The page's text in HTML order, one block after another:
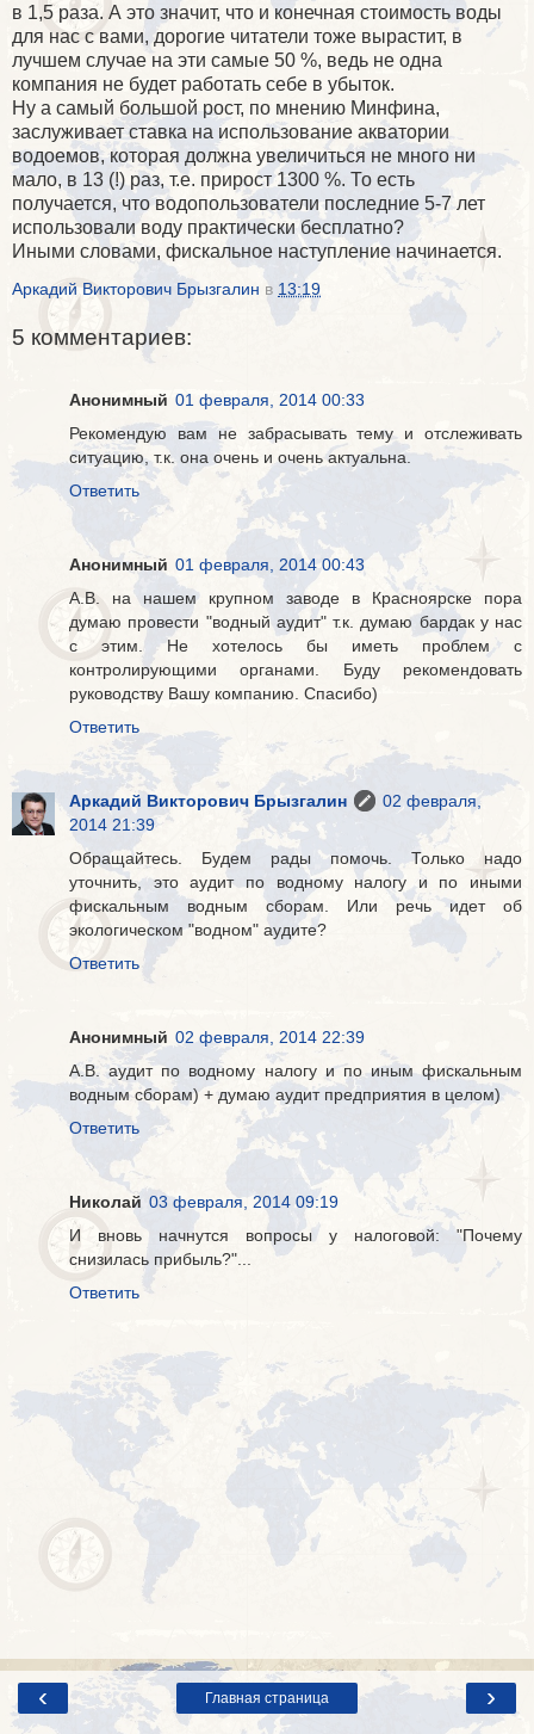
в 1,5 раза. А это значит, что и конечная стоимость воды
для нас с вами, дорогие читатели тоже вырастит, в
лучшем случае на эти самые 50 %, ведь не одна
компания не будет работать себе в убыток.
Ну а самый большой рост, по мнению Минфина,
заслуживает ставка на использование акватории
водоемов, которая должна увеличиться не много ни
мало, в 13 (!) раз, т.е. прирост 1300 %. То есть
получается, что водопользователи последние 5-7 лет
использовали воду практически бесплатно?
Иными словами, фискальное наступление начинается.
Аркадий Викторович Брызгалин в 13:19
5 комментариев:
Анонимный 01 февраля, 2014 00:33
Рекомендую вам не забрасывать тему и отслеживать
ситуацию, т.к. она очень и очень актуальна.
Ответить
Анонимный 01 февраля, 2014 00:43
А.В. на нашем крупном заводе в Красноярске пора
думаю провести "водный аудит" т.к. думаю бардак у нас
с этим. Не хотелось бы иметь проблем с
контролирующими органами. Буду рекомендовать
руководству Вашу компанию. Спасибо)
Ответить
Аркадий Викторович Брызгалин
02 февраля,
2014 21:39
Обращайтесь. Будем рады помочь. Только надо
уточнить, это аудит по водному налогу и по иными
фискальным водным сборам. Или речь идет об
экологическом "водном" аудите?
Ответить
Анонимный 02 февраля, 2014 22:39
А.В. аудит по водному налогу и по иным фискальным
водным сборам) + думаю аудит предприятия в целом)
Ответить
Николай 03 февраля, 2014 09:19
И вновь начнутся вопросы у налоговой: "Почему
снизилась прибыль?"...
Ответить
‹ ›
Главная страница